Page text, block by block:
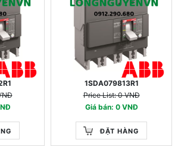
1SDA079813R1
Price List: 0 VNĐ
Giá bán: 0 VNĐ
ĐẶT HÀNG